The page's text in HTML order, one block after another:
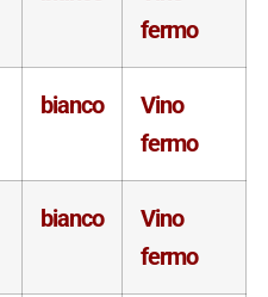
fermo
bianco
Vino
fermo
bianco
Vino
fermo